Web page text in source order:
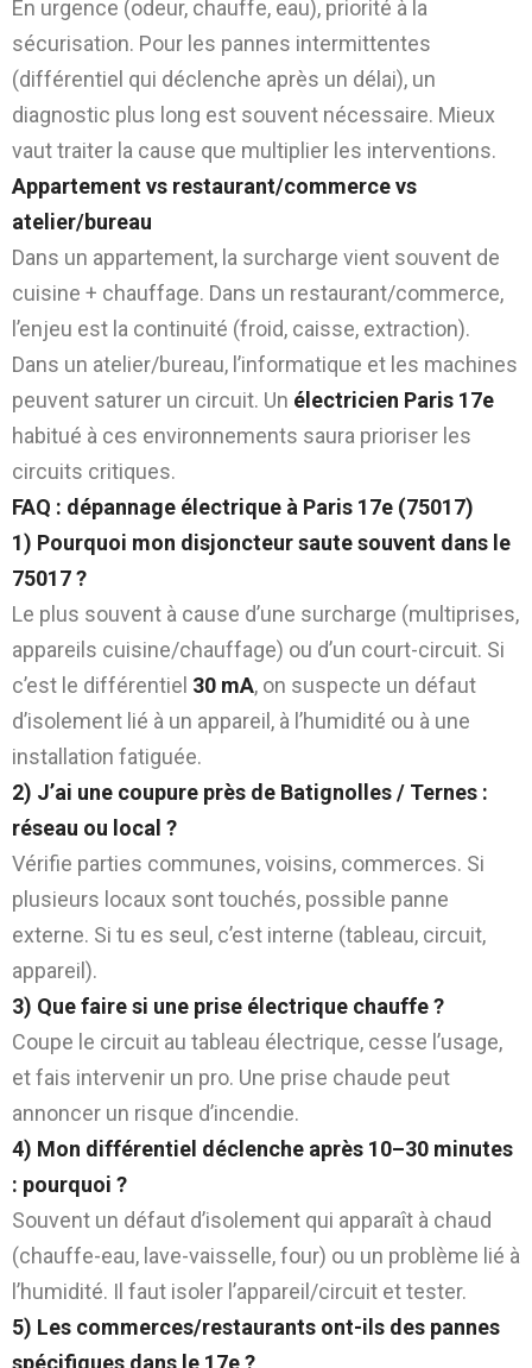
En urgence (odeur, chauffe, eau), priorité à la
sécurisation. Pour les pannes intermittentes
(différentiel qui déclenche après un délai), un
diagnostic plus long est souvent nécessaire. Mieux
vaut traiter la cause que multiplier les interventions.
Appartement vs restaurant/commerce vs
atelier/bureau
Dans un appartement, la surcharge vient souvent de
cuisine + chauffage. Dans un restaurant/commerce,
l’enjeu est la continuité (froid, caisse, extraction).
Dans un atelier/bureau, l’informatique et les machines
peuvent saturer un circuit. Un électricien Paris 17e
habitué à ces environnements saura prioriser les
circuits critiques.
FAQ : dépannage électrique à Paris 17e (75017)
1) Pourquoi mon disjoncteur saute souvent dans le
75017 ?
Le plus souvent à cause d’une surcharge (multiprises,
appareils cuisine/chauffage) ou d’un court-circuit. Si
c’est le différentiel 30 mA, on suspecte un défaut
d’isolement lié à un appareil, à l’humidité ou à une
installation fatiguée.
2) J’ai une coupure près de Batignolles / Ternes :
réseau ou local ?
Vérifie parties communes, voisins, commerces. Si
plusieurs locaux sont touchés, possible panne
externe. Si tu es seul, c’est interne (tableau, circuit,
appareil).
3) Que faire si une prise électrique chauffe ?
Coupe le circuit au tableau électrique, cesse l’usage,
et fais intervenir un pro. Une prise chaude peut
annoncer un risque d’incendie.
4) Mon différentiel déclenche après 10–30 minutes
: pourquoi ?
Souvent un défaut d’isolement qui apparaît à chaud
(chauffe-eau, lave-vaisselle, four) ou un problème lié à
l’humidité. Il faut isoler l’appareil/circuit et tester.
5) Les commerces/restaurants ont-ils des pannes
spécifiques dans le 17e ?